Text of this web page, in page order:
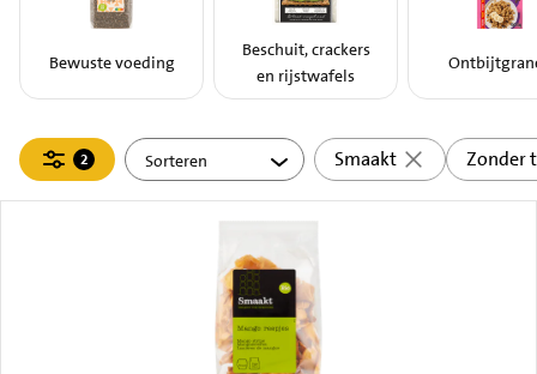
Bewuste voeding
Beschuit, crackers
en rijstwafels
Filteren
2
actief
Smaakt Zonder